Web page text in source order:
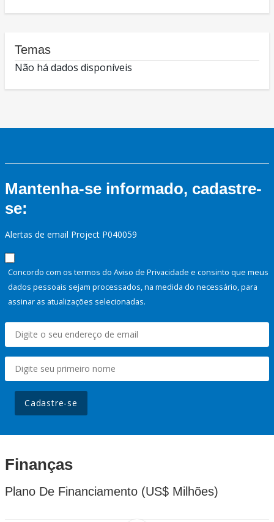
Temas
Não há dados disponíveis
Mantenha-se informado, cadastre-
se:
Alertas de email Project P040059
Concordo com os termos do Aviso de Privacidade e consinto que meus
dados pessoais sejam processados, na medida do necessário, para
assinar as atualizações selecionadas.
Cadastre-se
Finanças
Plano De Financiamento (US$ Milhões)